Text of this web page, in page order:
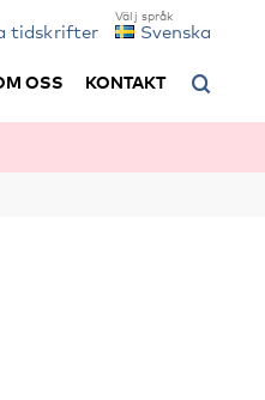
tidskrifter Svenska
OSS KONTAKT